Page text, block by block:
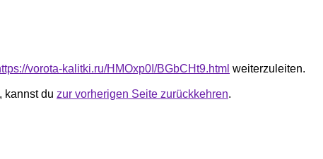
vorota-kalitki.ru/HMOxp0I/BGbCHt9.html weiterzuleiten.
kannst du zur vorherigen Seite zurückkehren.